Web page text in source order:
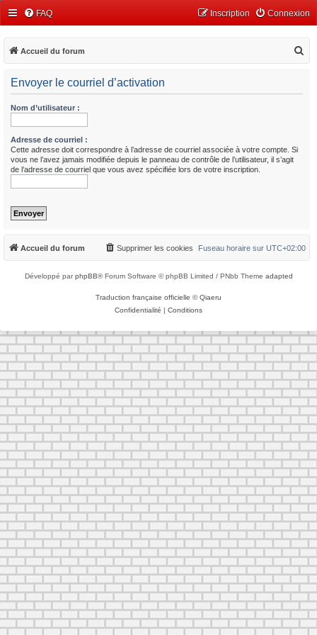
FAQ Connexion
Inscription
Accueil du forum
Envoyer le courriel d’activation
Nom d’utilisateur :
Adresse de courriel :
Cette adresse doit correspondre à l’adresse de courriel associée à votre compte. Si
vous ne l’avez jamais modifiée depuis le panneau de contrôle de l’utilisateur, il s’agit
de l’adresse de courriel que vous avez spécifiée lors de votre inscription.
Accueil du forum Fuseau horaire sur UTC+02:00
Supprimer les cookies
Développé parphpBB® Forum Software © phpBB Limited / PNbb Theme adapted
Traduction française officielle ©Qiaeru
Confidentialité | Conditions